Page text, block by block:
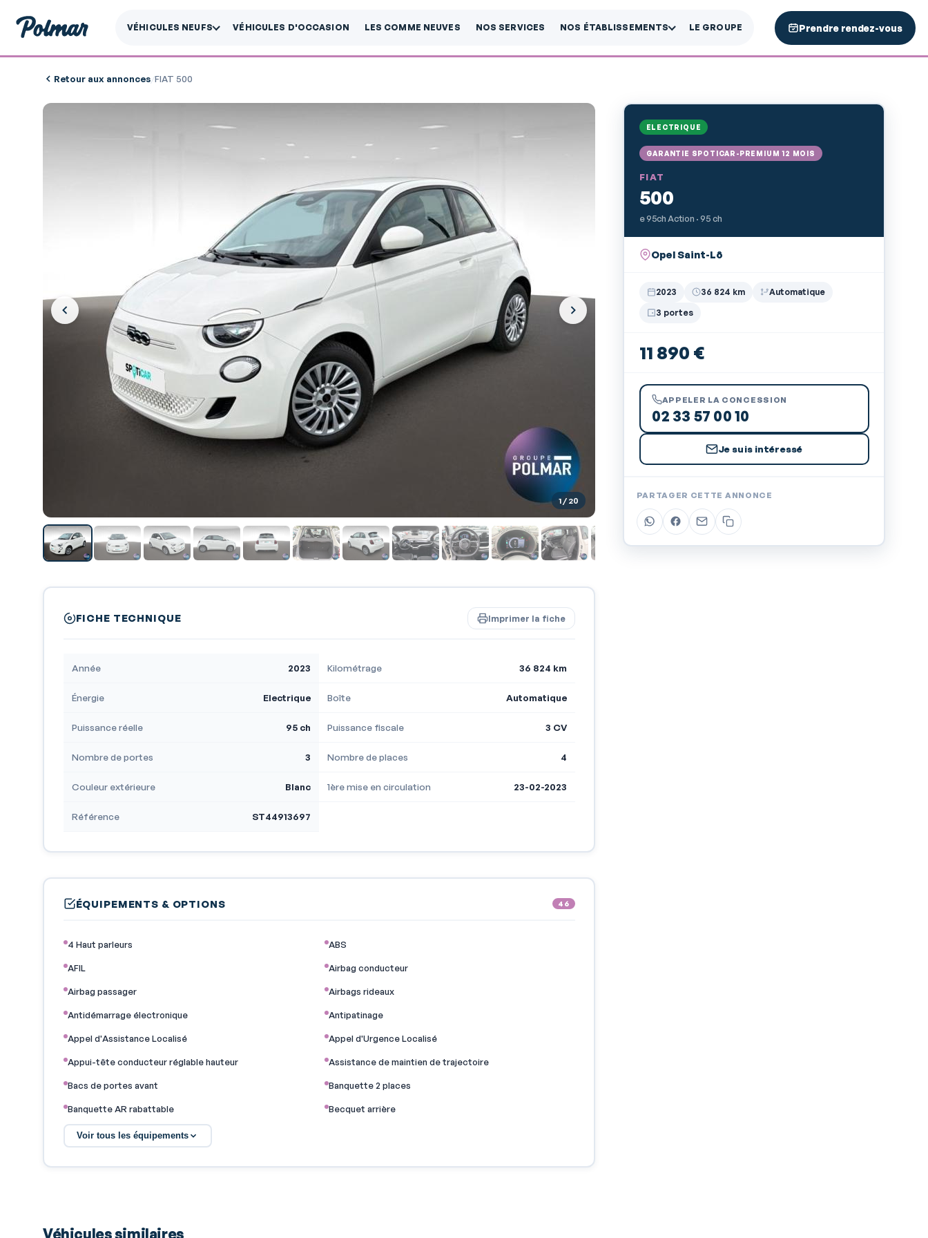
VÉHICULES NEUFS VÉHICULES D'OCCASION LES COMME NEUVES NOS SERVICES NOS ÉTABLISSEMENTS LE GROUPE Prendre rendez-vous
Retour aux annonces/FIAT 500
1/ 20
FICHE TECHNIQUE Imprimer la fiche
Année 2023 Kilométrage 36 824 km
Énergie Electrique Boîte Automatique
Puissance réelle 95 ch Puissance fiscale 3 CV
Nombre de portes 3 Nombre de places 4
Couleur extérieure Blanc 1ère mise en circulation 23-02-2023
Référence ST44913697
ÉQUIPEMENTS & OPTIONS 46
4 Haut parleurs ABS
AFIL Airbag conducteur
Airbag passager Airbags rideaux
Antidémarrage électronique Antipatinage
Appel d'Assistance Localisé Appel d'Urgence Localisé
Appui-tête conducteur réglable hauteur Assistance de maintien de trajectoire
Bacs de portes avant Banquette 2 places
Banquette AR rabattable Becquet arrière
Boite à gants fermée
ESP
Voir tous les équipements
ELECTRIQUE
GARANTIE SPOTICAR-PREMIUM 12 MOIS
FIAT
500
e 95ch Action · 95 ch
Opel Saint-Lô
2023 36 824 km
Automatique
3 portes
11 890 €
APPELER LA CONCESSION
02 33 57 00 10
Je suis intéressé
PARTAGER CETTE ANNONCE
Véhicules similaires